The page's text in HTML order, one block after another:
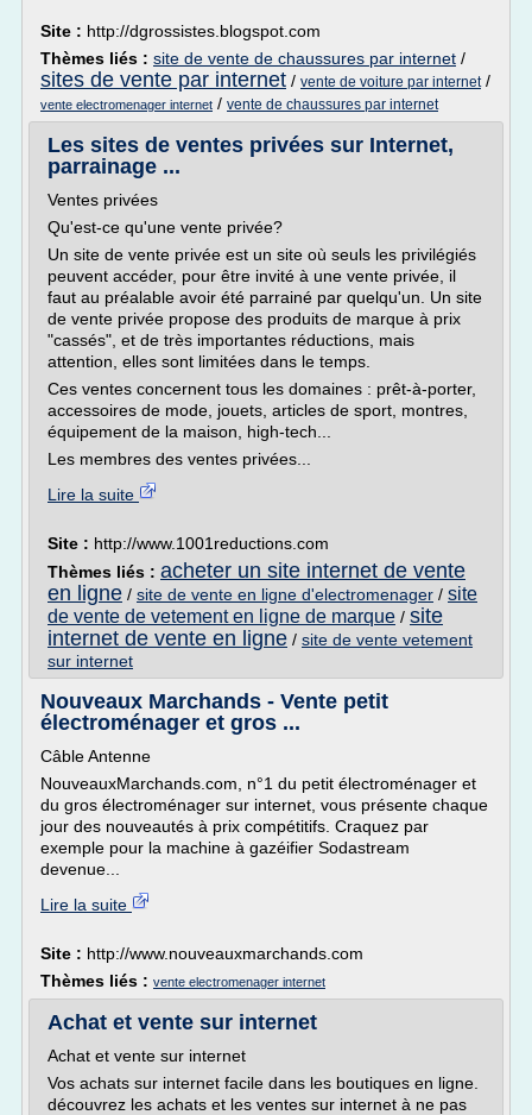
Site : http://dgrossistes.blogspot.com
Thèmes liés : site de vente de chaussures par internet /
sites de vente par internet / vente de voiture par internet/
vente electromenager internet / vente de chaussures par internet
Les sites de ventes privées sur Internet,
parrainage ...
Ventes privées
Qu'est-ce qu'une vente privée?
Un site de vente privée est un site où seuls les privilégiés
peuvent accéder, pour être invité à une vente privée, il
faut au préalable avoir été parrainé par quelqu'un. Un site
de vente privée propose des produits de marque à prix
"cassés", et de très importantes réductions, mais
attention, elles sont limitées dans le temps.
Ces ventes concernent tous les domaines : prêt-à-porter,
accessoires de mode, jouets, articles de sport, montres,
équipement de la maison, high-tech...
Les membres des ventes privées...
Lire la suite
Site : http://www.1001reductions.com
Thèmes liés : acheter un site internet de vente
en ligne / site de vente en ligne d'electromenager / site
de vente de vetement en ligne de marque / site
internet de vente en ligne / site de vente vetement
sur internet
Nouveaux Marchands - Vente petit
électroménager et gros ...
Câble Antenne
NouveauxMarchands.com, n°1 du petit électroménager et
du gros électroménager sur internet, vous présente chaque
jour des nouveautés à prix compétitifs. Craquez par
exemple pour la machine à gazéifier Sodastream
devenue...
Lire la suite
Site : http://www.nouveauxmarchands.com
Thèmes liés : vente electromenager internet
Achat et vente sur internet
Achat et vente sur internet
Vos achats sur internet facile dans les boutiques en ligne.
découvrez les achats et les ventes sur internet à ne pas